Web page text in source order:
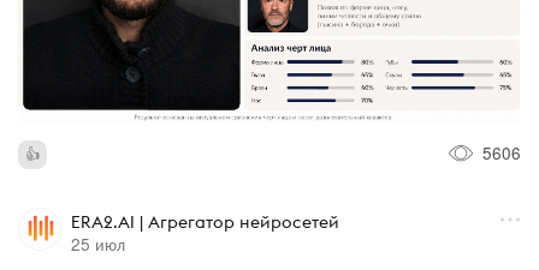
5606
ERA2.AI | Агрегатор нейросетей
25 июл